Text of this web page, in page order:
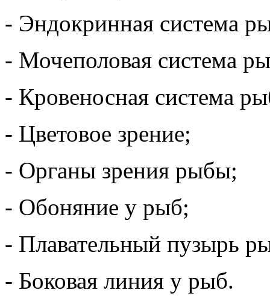
- Эндокринная система
- Мочеполовая система
- Кровеносная система
- Цветовое зрение;
- Органы зрения рыбы;
- Обоняние у рыб;
- Плавательный пузырь
- Боковая линия у рыб.